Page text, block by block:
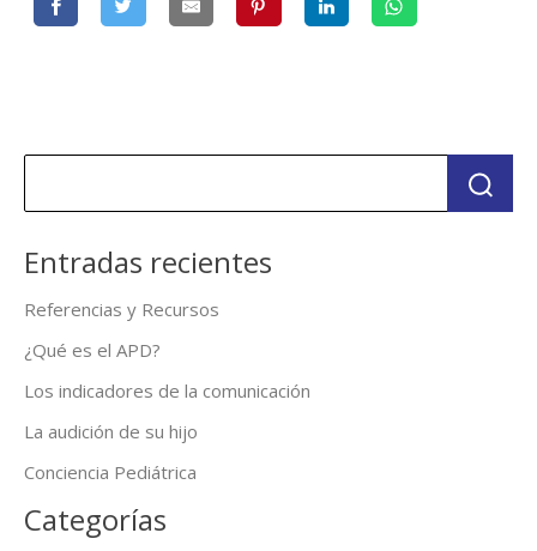
Entradas recientes
Referencias y Recursos
¿Qué es el APD?
Los indicadores de la comunicación
La audición de su hijo
Conciencia Pediátrica
Categorías